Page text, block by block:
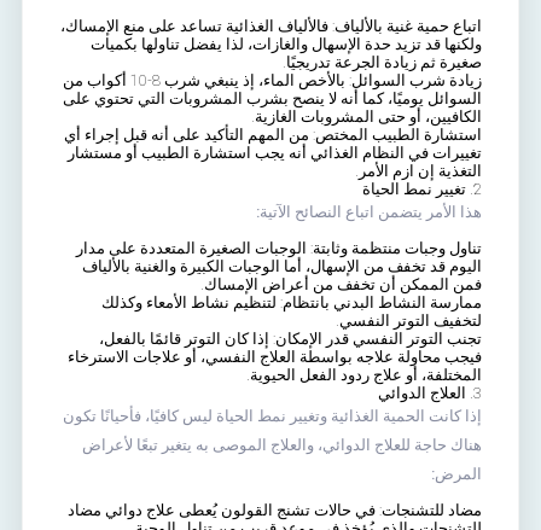
اتباع حمية غنية بالألياف: فالألياف الغذائية تساعد على منع الإمساك،
ولكنها قد تزيد حدة الإسهال والغازات، لذا يفضل تناولها بكميات
صغيرة ثم زيادة الجرعة تدريجيًا.
زيادة شرب السوائل:
بالأخص الماء، إذ ينبغي شرب 8-10 أكواب من
السوائل يوميًا، كما أنه لا ينصح بشرب المشروبات التي تحتوي على
الكافيين، أو حتى المشروبات الغازية.
استشارة الطبيب المختص:من المهم التأكيد على أنه قبل إجراء أي
تغييرات في النظام الغذائي أنه يجب استشارة الطبيب أو مستشار
التغذية إن ازم الأمر.
2. تغيير نمط الحياة
هذا الأمر يتضمن اتباع النصائح الآتية:
تناول وجبات منتظمة وثابتة:الوجبات الصغيرة المتعددة على مدار
اليوم قد تخفف من الإسهال، أما الوجبات الكبيرة والغنية بالألياف
فمن الممكن أن تخفف من أعراض الإمساك.
ممارسة النشاط البدني بانتظام:لتنظيم نشاط الأمعاء وكذلك
لتخفيف التوتر النفسي.
تجنب التوتر النفسي قدر الإمكان:إذا كان التوتر قائمًا بالفعل،
فيجب محاولة علاجه بواسطة العلاج النفسي، أو علاجات الاسترخاء
المختلفة، أو علاج ردود الفعل الحيوية.
3. العلاج الدوائي
إذا كانت الحمية الغذائية وتغيير نمط الحياة ليس كافيًا، فأحيانًا تكون
هناك حاجة للعلاج الدوائي، والعلاج الموصى به يتغير تبعًا لأعراض
المرض:
مضاد للتشنجات:في حالات تشنج القولون يُعطى علاج دوائي مضاد